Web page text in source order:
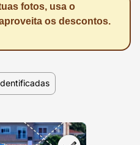
fotos, usa o
os descontos.